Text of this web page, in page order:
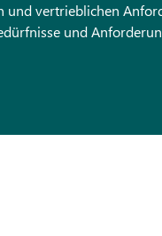
und vertrieblichen
und